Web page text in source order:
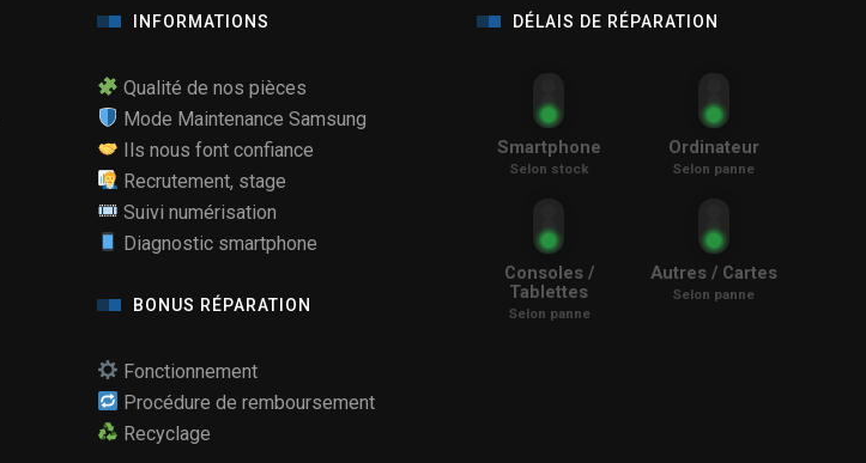
INFORMATIONS
Qualité de nos pièces
Mode Maintenance Samsung
Ils nous font confiance
Recrutement, stage
Suivi numérisation
Diagnostic smartphone
BONUS RÉPARATION
Fonctionnement
Procédure de remboursement
Recyclage
DÉLAIS DE RÉPARATION
Smartphone
Selon stock
Ordinateur
Selon panne
Consoles /
Tablettes
Selon panne
Autres / Cartes
Selon panne